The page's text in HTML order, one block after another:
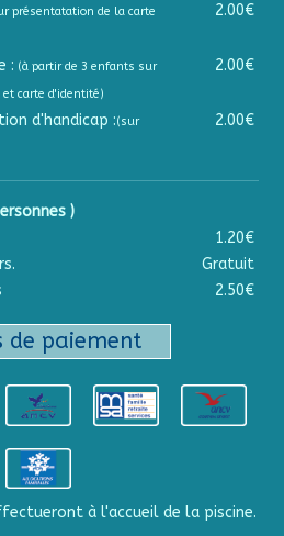
présentatation de la carte
2.00€
: (à partir de 3 enfants sur
carte d'identité)
2.00€
d'handicap :(sur
2.00€
)
1.20€
Gratuit
2.50€
de paiement
à l'accueil de la piscine.